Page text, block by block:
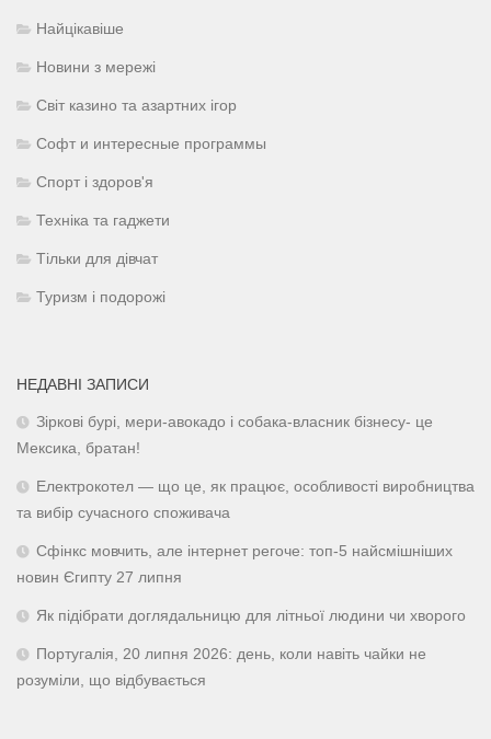
Найцікавіше
Новини з мережі
Світ казино та азартних ігор
Софт и интересные программы
Спорт і здоров'я
Техніка та гаджети
Тільки для дівчат
Туризм і подорожі
НЕДАВНІ ЗАПИСИ
Зіркові бурі, мери-авокадо і собака-власник бізнесу- це
Мексика, братан!
Електрокотел — що це, як працює, особливості виробництва
та вибір сучасного споживача
Сфінкс мовчить, але інтернет регоче: топ-5 найсмішніших
новин Єгипту 27 липня
Як підібрати доглядальницю для літньої людини чи хворого
Португалія, 20 липня 2026: день, коли навіть чайки не
розуміли, що відбувається